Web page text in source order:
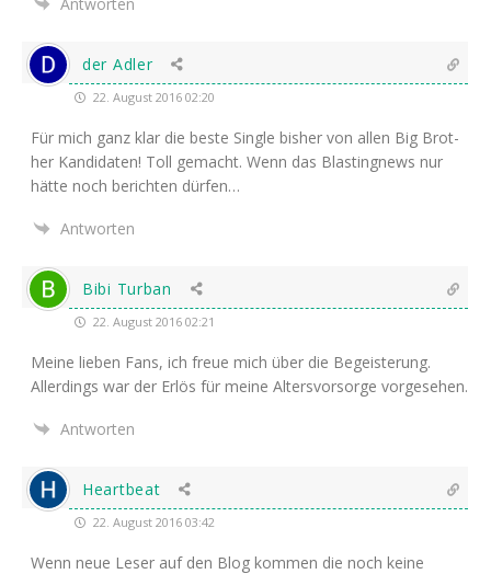
der Adler
22. August 2016 02:20
Für mich ganz klar die bes­te Sin­gle bis­her von allen Big Brot­
her Kan­di­da­ten! Toll gemacht. Wenn das Blas­ting­news nur
hät­te noch berich­ten dürfen…
Antworten
Bibi Turban
22. August 2016 02:21
Mei­ne lie­ben Fans, ich freue mich über die Begeis­te­rung.
Aller­dings war der Erlös für mei­ne Alters­vor­sor­ge vorgesehen.
Antworten
Heartbeat
22. August 2016 03:42
Wenn neue Leser auf den Blog kom­men die noch kei­ne